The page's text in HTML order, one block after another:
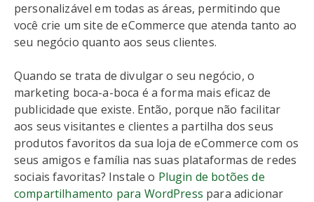
personalizável em todas as áreas, permitindo que
você crie um site de eCommerce que atenda tanto ao
seu negócio quanto aos seus clientes.
Quando se trata de divulgar o seu negócio, o
marketing boca-a-boca é a forma mais eficaz de
publicidade que existe. Então, porque não facilitar
aos seus visitantes e clientes a partilha dos seus
produtos favoritos da sua loja de eCommerce com os
seus amigos e família nas suas plataformas de redes
sociais favoritas? Instale o Plugin de botões de
compartilhamento para WordPress para adicionar